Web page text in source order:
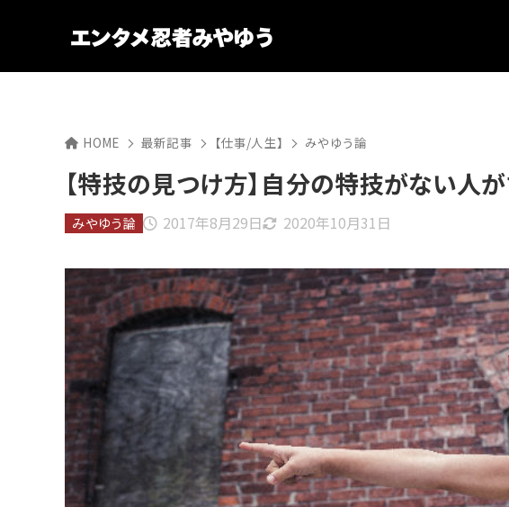
HOME 最新記事 【仕事/人生】 みやゆう論
【特技の見つけ方】自分の特技がない人
2017年8月29日 2020年10月31日
みやゆう論